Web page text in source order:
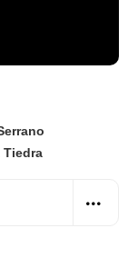
Tiedra